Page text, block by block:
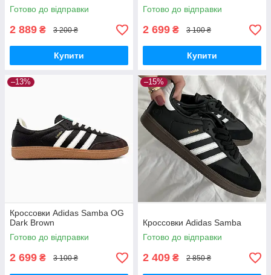
Готово до відправки
2 889 ₴ 3 200 ₴
Купити
Готово до відправки
2 699 ₴ 3 100 ₴
Купити
–13%
Кроссовки Adidas Samba OG
Dark Brown
Готово до відправки
2 699 ₴ 3 100 ₴
–15%
Кроссовки Adidas Samba
Готово до відправки
2 409 ₴ 2 850 ₴